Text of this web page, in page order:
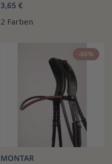
3,65 €
2 Farben
-60%
MONTAR